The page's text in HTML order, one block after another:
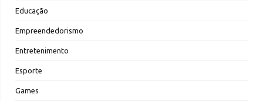
Educação
Empreendedorismo
Entretenimento
Esporte
Games